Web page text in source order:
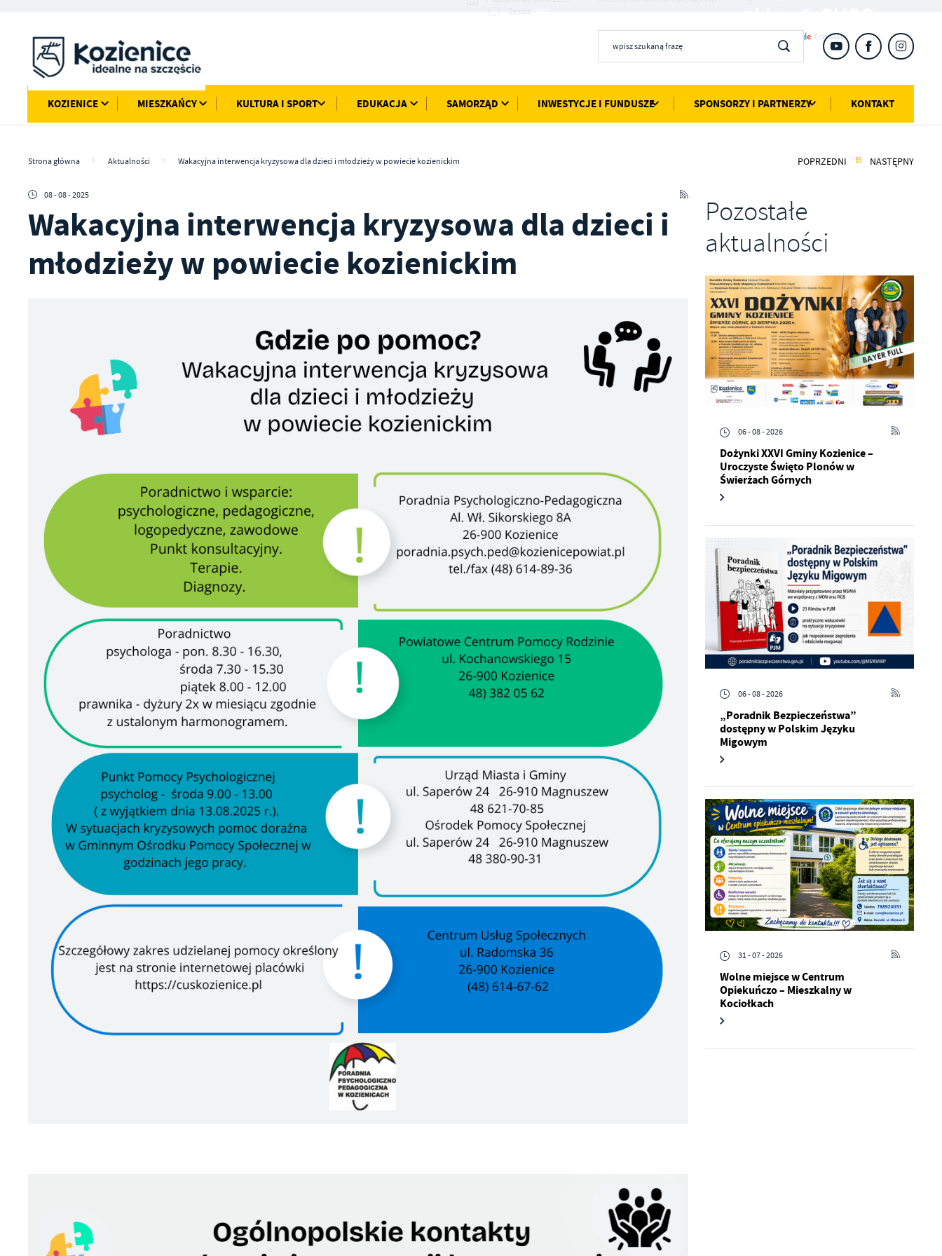
Deszcz
KOZIENICE MIESZKAŃCY KULTURA I SPORT EDUKACJA SAMORZĄD INWESTYCJE I FUNDUSZE SPONSORZY I PARTNERZY KONTAKT
Strona główna Aktualności Wakacyjna interwencja kryzysowa dla dzieci i młodzieży w powiecie kozienickim POPRZEDNI NASTĘPNY
08 - 08 - 2025
Wakacyjna interwencja kryzysowa dla dzieci i
młodzieży w powiecie kozienickim
Pozostałe
aktualności
06 - 08 - 2026
Dożynki XXVI Gminy Kozienice –
Uroczyste Święto Plonów w
Świerżach Górnych
06 - 08 - 2026
„Poradnik Bezpieczeństwa”
dostępny w Polskim Języku
Migowym
31 - 07 - 2026
Wolne miejsce w Centrum
Opiekuńczo – Mieszkalny w
Kociołkach